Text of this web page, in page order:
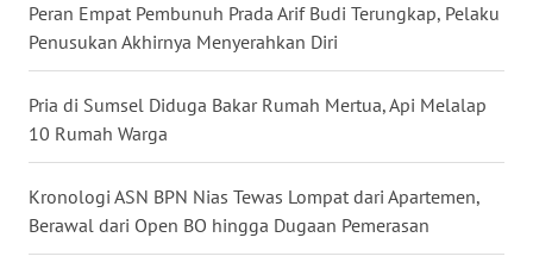
Peran Empat Pembunuh Prada Arif Budi Terungkap, Pelaku
Penusukan Akhirnya Menyerahkan Diri
Pria di Sumsel Diduga Bakar Rumah Mertua, Api Melalap
10 Rumah Warga
Kronologi ASN BPN Nias Tewas Lompat dari Apartemen,
Berawal dari Open BO hingga Dugaan Pemerasan
WN
KARAWANG
WN
BEKASI